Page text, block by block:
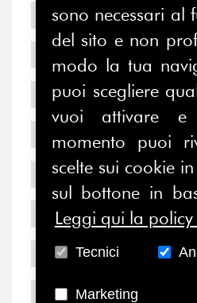
2011
2010
2009
2008
2007
2006
2005
sono necessari al
del sito e non
modo la tua
puoi scegliere
vuoi attivare e
momento puoi
scelte sui cookie
sul bottone in
Leggi qui la policy
Tecnici
Marketing